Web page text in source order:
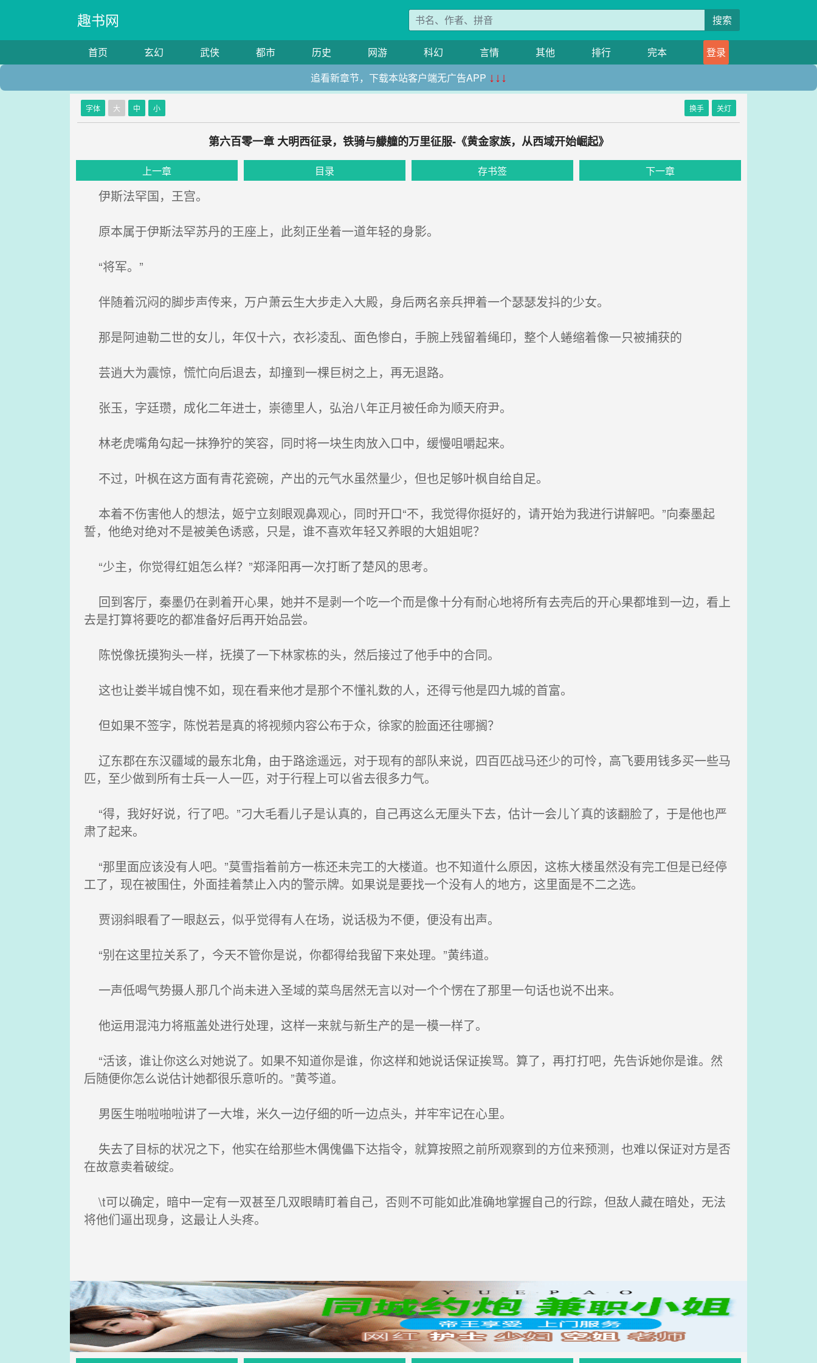
趣书网 搜索
首页 玄幻 武侠 都市 历史 网游 科幻 言情 其他 排行 完本
登录
追看新章节，下载本站客户端无广告APP ↓↓↓
字体 大 中 小 换手 关灯
第六百零一章 大明西征录，铁骑与艨艟的万里征服-《黄金家族，从西域开始崛起》
上一章 目录 存书签 下一章
伊斯法罕国，王宫。
原本属于伊斯法罕苏丹的王座上，此刻正坐着一道年轻的身影。
“将军。”
伴随着沉闷的脚步声传来，万户萧云生大步走入大殿，身后两名亲兵押着一个瑟瑟发抖的少女。
那是阿迪勒二世的女儿，年仅十六，衣衫凌乱、面色惨白，手腕上残留着绳印，整个人蜷缩着像一只被捕获的
芸逍大为震惊，慌忙向后退去，却撞到一棵巨树之上，再无退路。
张玉，字廷瓒，成化二年进士，崇德里人，弘治八年正月被任命为顺天府尹。
林老虎嘴角勾起一抹狰狞的笑容，同时将一块生肉放入口中，缓慢咀嚼起来。
不过，叶枫在这方面有青花瓷碗，产出的元气水虽然量少，但也足够叶枫自给自足。
本着不伤害他人的想法，姬宁立刻眼观鼻观心，同时开口“不，我觉得你挺好的，请开始为我进行讲解吧。”向秦墨起
誓，他绝对绝对不是被美色诱惑，只是，谁不喜欢年轻又养眼的大姐姐呢？
“少主，你觉得红姐怎么样？”郑泽阳再一次打断了楚风的思考。
回到客厅，秦墨仍在剥着开心果，她并不是剥一个吃一个而是像十分有耐心地将所有去壳后的开心果都堆到一边，看上
去是打算将要吃的都准备好后再开始品尝。
陈悦像抚摸狗头一样，抚摸了一下林家栋的头，然后接过了他手中的合同。
这也让娄半城自愧不如，现在看来他才是那个不懂礼数的人，还得亏他是四九城的首富。
但如果不签字，陈悦若是真的将视频内容公布于众，徐家的脸面还往哪搁？
辽东郡在东汉疆域的最东北角，由于路途遥远，对于现有的部队来说，四百匹战马还少的可怜，高飞要用钱多买一些马
匹，至少做到所有士兵一人一匹，对于行程上可以省去很多力气。
“得，我好好说，行了吧。”刁大毛看儿子是认真的，自己再这么无厘头下去，估计一会儿丫真的该翻脸了，于是他也严
肃了起来。
“那里面应该没有人吧。”莫雪指着前方一栋还未完工的大楼道。也不知道什么原因，这栋大楼虽然没有完工但是已经停
工了，现在被围住，外面挂着禁止入内的警示牌。如果说是要找一个没有人的地方，这里面是不二之选。
贾诩斜眼看了一眼赵云，似乎觉得有人在场，说话极为不便，便没有出声。
“别在这里拉关系了，今天不管你是说，你都得给我留下来处理。”黄纬道。
一声低喝气势摄人那几个尚未进入圣域的菜鸟居然无言以对一个个愣在了那里一句话也说不出来。
他运用混沌力将瓶盖处进行处理，这样一来就与新生产的是一模一样了。
“活该，谁让你这么对她说了。如果不知道你是谁，你这样和她说话保证挨骂。算了，再打打吧，先告诉她你是谁。然
后随便你怎么说估计她都很乐意听的。”黄芩道。
男医生啪啦啪啦讲了一大堆，米久一边仔细的听一边点头，并牢牢记在心里。
失去了目标的状况之下，他实在给那些木偶傀儡下达指令，就算按照之前所观察到的方位来预测，也难以保证对方是否
在故意卖着破绽。
\t可以确定，暗中一定有一双甚至几双眼睛盯着自己，否则不可能如此准确地掌握自己的行踪，但敌人藏在暗处，无法
将他们逼出现身，这最让人头疼。